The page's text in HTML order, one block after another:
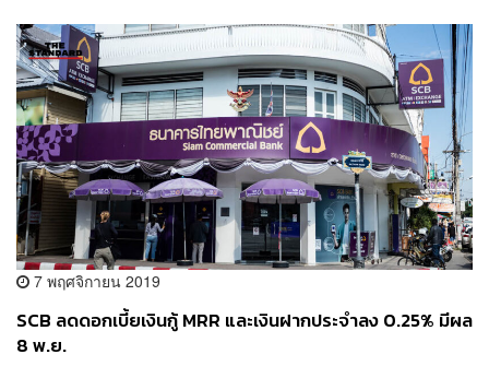
7 พฤศจิกายน 2019
SCB ลดดอกเบี้ยเงินกู้ MRR และเงินฝากประจำลง 0.25% มีผล
8 พ.ย.